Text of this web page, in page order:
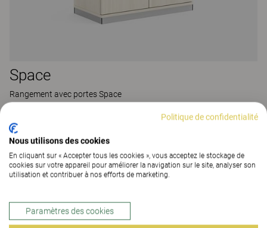
Space
Rangement avec portes Space
Politique de confidentialité
Nous utilisons des cookies
En cliquant sur « Accepter tous les cookies », vous acceptez le stockage de
cookies sur votre appareil pour améliorer la navigation sur le site, analyser son
utilisation et contribuer à nos efforts de marketing.
Paramètres des cookies